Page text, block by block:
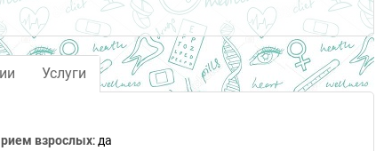
Услуги
взрослых: да